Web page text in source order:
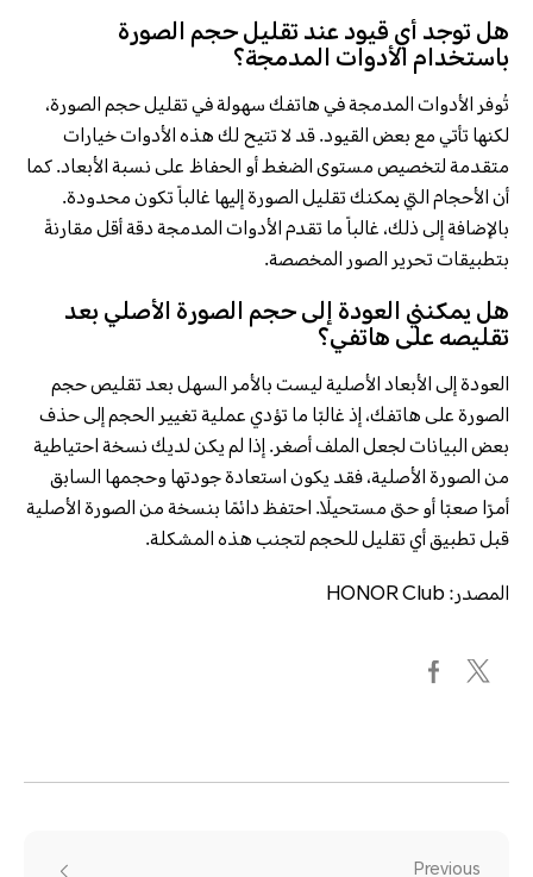
هل توجد أي قيود عند تقليل حجم الصورة
باستخدام الأدوات المدمجة؟
تُوفر الأدوات المدمجة في هاتفك سهولة في تقليل حجم الصورة،
لكنها تأتي مع بعض القيود. قد لا تتيح لك هذه الأدوات خيارات
متقدمة لتخصيص مستوى الضغط أو الحفاظ على نسبة الأبعاد. كما
أن الأحجام التي يمكنك تقليل الصورة إليها غالباً تكون محدودة.
بالإضافة إلى ذلك، غالباً ما تقدم الأدوات المدمجة دقة أقل مقارنةً
بتطبيقات تحرير الصور المخصصة.
هل يمكنني العودة إلى حجم الصورة الأصلي بعد
تقليصه على هاتفي؟
العودة إلى الأبعاد الأصلية ليست بالأمر السهل بعد تقليص حجم
الصورة على هاتفك، إذ غالبًا ما تؤدي عملية تغيير الحجم إلى حذف
بعض البيانات لجعل الملف أصغر. إذا لم يكن لديك نسخة احتياطية
من الصورة الأصلية، فقد يكون استعادة جودتها وحجمها السابق
أمرًا صعبًا أو حتى مستحيلًا. احتفظ دائمًا بنسخة من الصورة الأصلية
قبل تطبيق أي تقليل للحجم لتجنب هذه المشكلة.
المصدر: HONOR Club